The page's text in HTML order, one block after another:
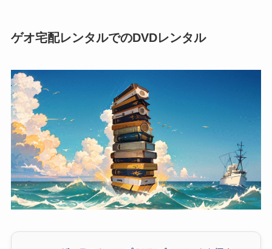
ゲオ宅配レンタルでのDVDレンタル